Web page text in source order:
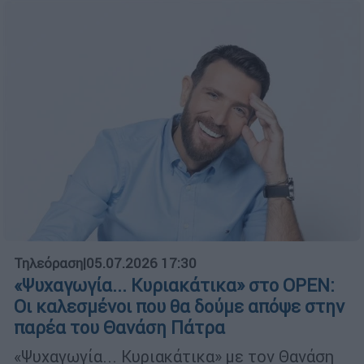
Τηλεόραση|05.07.2026 17:30
«Ψυχαγωγία... Κυριακάτικα» στο OPEN:
Οι καλεσμένοι που θα δούμε απόψε στην
παρέα του Θανάση Πάτρα
«Ψυχαγωγία... Κυριακάτικα» με τον Θανάση